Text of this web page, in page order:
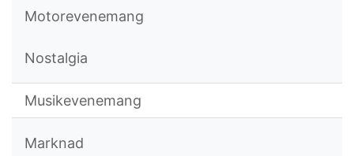
Motorevenemang
Nostalgia
Musikevenemang
Marknad